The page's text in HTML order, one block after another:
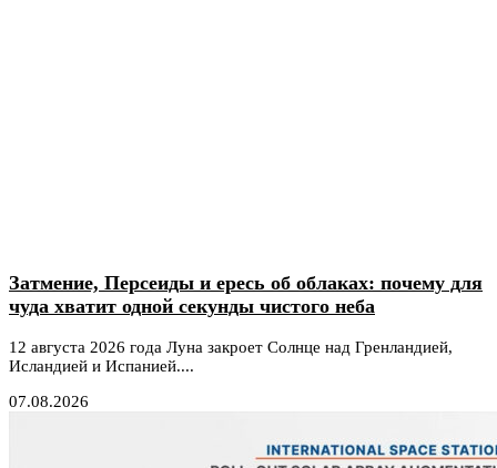
Затмение, Персеиды и ересь об облаках: почему для
чуда хватит одной секунды чистого неба
12 августа 2026 года Луна закроет Солнце над Гренландией,
Исландией и Испанией....
07.08.2026